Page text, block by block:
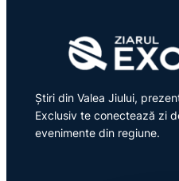
Știri din Valea Jiului,
Exclusiv te conectează zi
evenimente din regiune.